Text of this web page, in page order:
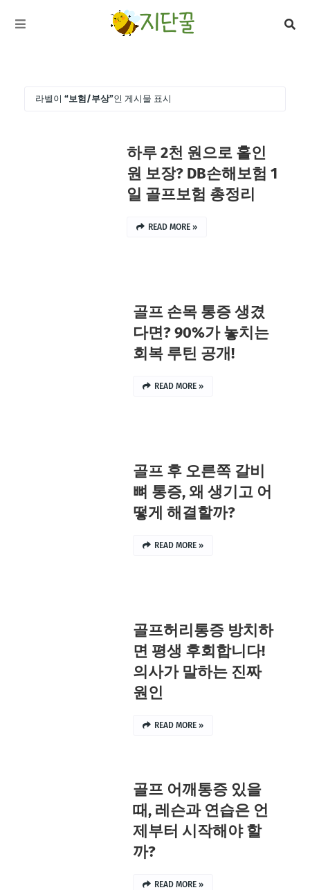
라벨이 보험/부상 인 게시물 표시
하루 2천 원으로 홀인
원 보장? DB손해보험 1
일 골프보험 총정리
READ MORE »
골프 손목 통증 생겼
다면? 90%가 놓치는
회복 루틴 공개!
READ MORE »
골프 후 오른쪽 갈비
뼈 통증, 왜 생기고 어
떻게 해결할까?
READ MORE »
골프허리통증 방치하
면 평생 후회합니다!
의사가 말하는 진짜
원인
READ MORE »
골프 어깨통증 있을
때, 레슨과 연습은 언
제부터 시작해야 할
까?
READ MORE »